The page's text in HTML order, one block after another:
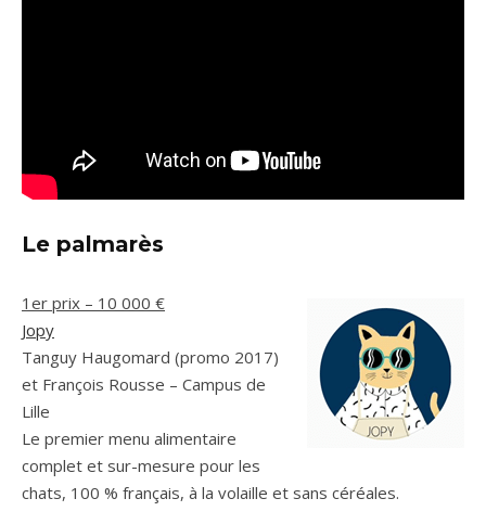
Le palmarès
1er prix – 10 000 €
Jopy
Tanguy Haugomard (promo 2017)
et François Rousse – Campus de
Lille
Le premier menu alimentaire
complet et sur-mesure pour les
chats, 100 % français, à la volaille et sans céréales.